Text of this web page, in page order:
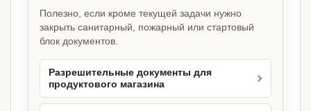
Полезно, если кроме текущей задачи нужно
закрыть санитарный, пожарный или стартовый
блок документов.
Разрешительные документы для
продуктового магазина